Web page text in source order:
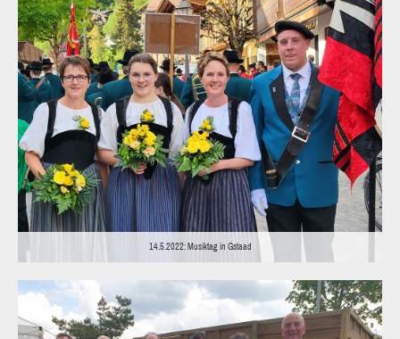
14.5.2022: Musiktag in Gstaad